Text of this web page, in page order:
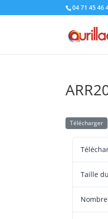
04 71 45 46
Télécharger
Taille